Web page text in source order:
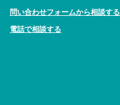
問い合わせフォームから相談する
電話で相談する